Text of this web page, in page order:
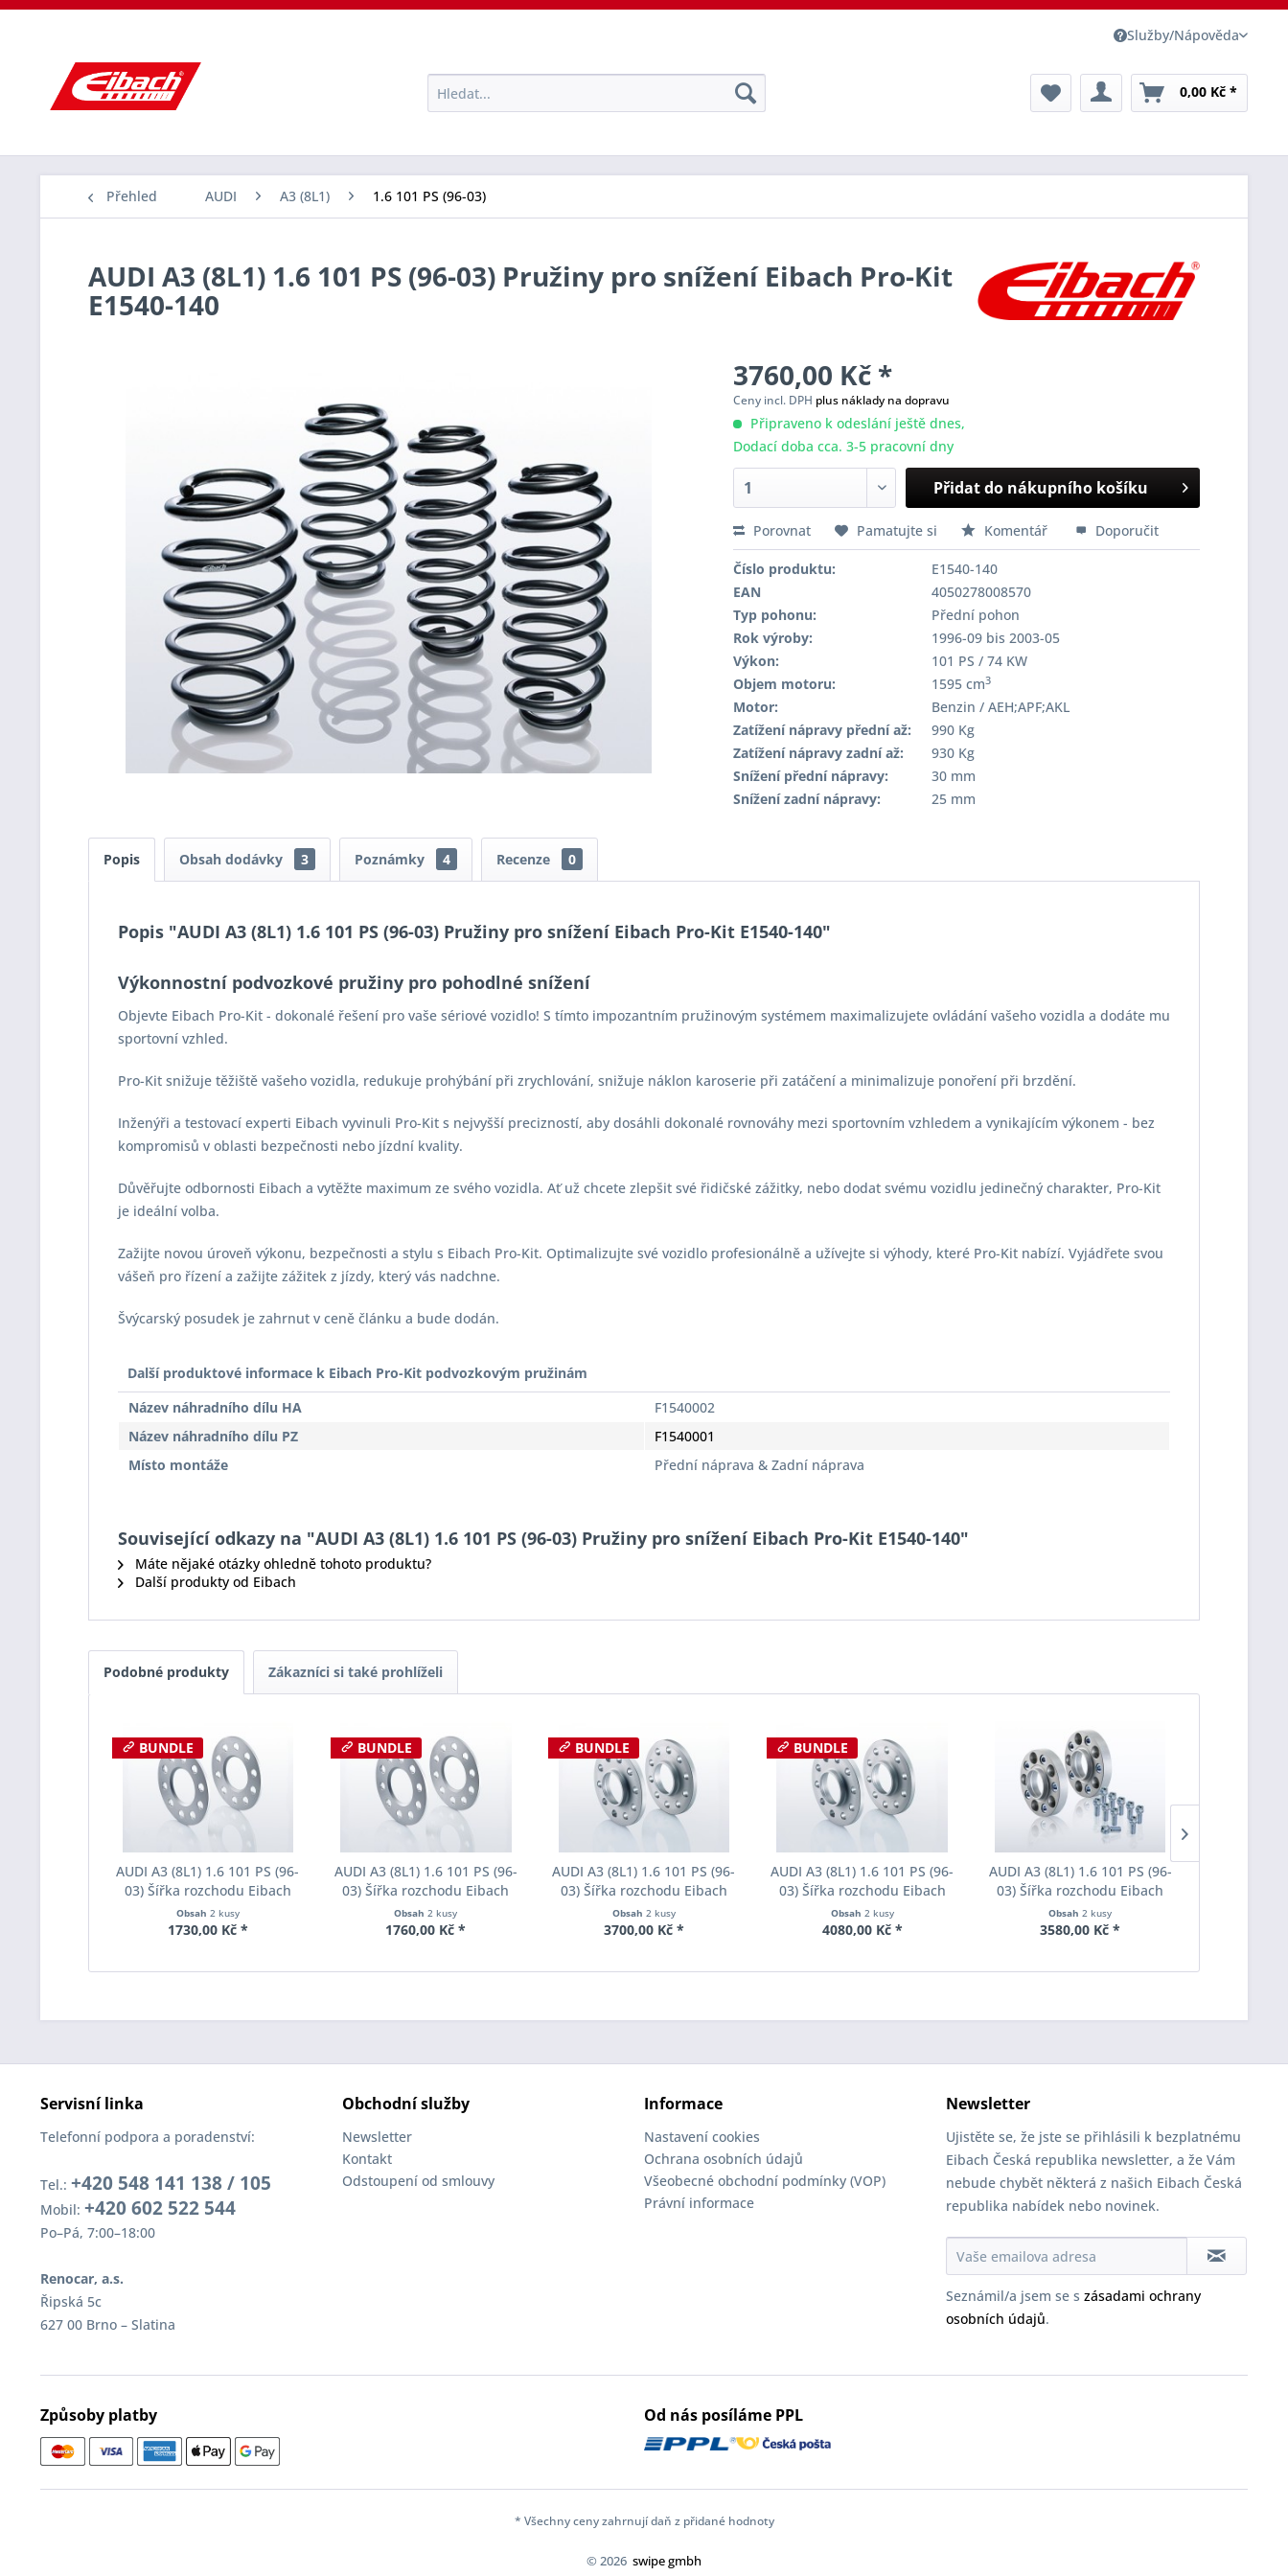
Služby/Nápověda
0,00 Kč *
Přehled AUDI A3 (8L1) 1.6 101 PS (96-03)
AUDI A3 (8L1) 1.6 101 PS (96-03) Pružiny pro snížení Eibach Pro-Kit
E1540-140
3760,00 Kč *
Ceny incl. DPH plus náklady na dopravu
Připraveno k odeslání ještě dnes,
Dodací doba cca. 3-5 pracovní dny
Přidat do nákupního košíku
Porovnat Pamatujte si Komentář Doporučit
Číslo produktu:
E1540-140
EAN
4050278008570
Typ pohonu:
Přední pohon
Rok výroby:
1996-09 bis 2003-05
Výkon:
101 PS / 74 KW
Objem motoru:
1595 cm3
Motor:
Benzin / AEH;APF;AKL
Zatížení nápravy přední až:
990 Kg
Zatížení nápravy zadní až:
930 Kg
Snížení přední nápravy:
30 mm
Snížení zadní nápravy:
25 mm
Popis Obsah dodávky 3 Poznámky 4 Recenze 0
Popis "AUDI A3 (8L1) 1.6 101 PS (96-03) Pružiny pro snížení Eibach Pro-Kit E1540-140"
Výkonnostní podvozkové pružiny pro pohodlné snížení
Objevte Eibach Pro-Kit - dokonalé řešení pro vaše sériové vozidlo! S tímto impozantním pružinovým systémem maximalizujete ovládání vašeho vozidla a dodáte mu
sportovní vzhled.
Pro-Kit snižuje těžiště vašeho vozidla, redukuje prohýbání při zrychlování, snižuje náklon karoserie při zatáčení a minimalizuje ponoření při brzdění.
Inženýři a testovací experti Eibach vyvinuli Pro-Kit s nejvyšší precizností, aby dosáhli dokonalé rovnováhy mezi sportovním vzhledem a vynikajícím výkonem - bez
kompromisů v oblasti bezpečnosti nebo jízdní kvality.
Důvěřujte odbornosti Eibach a vytěžte maximum ze svého vozidla. Ať už chcete zlepšit své řidičské zážitky, nebo dodat svému vozidlu jedinečný charakter, Pro-Kit
je ideální volba.
Zažijte novou úroveň výkonu, bezpečnosti a stylu s Eibach Pro-Kit. Optimalizujte své vozidlo profesionálně a užívejte si výhody, které Pro-Kit nabízí. Vyjádřete svou
vášeň pro řízení a zažijte zážitek z jízdy, který vás nadchne.
Švýcarský posudek je zahrnut v ceně článku a bude dodán.
Další produktové informace k Eibach Pro-Kit podvozkovým pružinám
Název náhradního dílu HA
F1540002
Název náhradního dílu PZ
F1540001
Místo montáže
Přední náprava & Zadní náprava
Související odkazy na "AUDI A3 (8L1) 1.6 101 PS (96-03) Pružiny pro snížení Eibach Pro-Kit E1540-140"
Máte nějaké otázky ohledně tohoto produktu?
Další produkty od Eibach
Podobné produkty Zákazníci si také prohlíželi
BUNDLE
AUDI A3 (8L1) 1.6 101 PS (96-
03) Šířka rozchodu Eibach
Pro-Spacer S90-1-05-006
System1 Tloušťka 5mm
Obsah 2 kusy
1730,00 Kč *
BUNDLE
AUDI A3 (8L1) 1.6 101 PS (96-
03) Šířka rozchodu Eibach
Pro-Spacer S90-1-08-001
System1 Tloušťka 8mm
Obsah2 kusy
1760,00 Kč *
BUNDLE
AUDI A3 (8L1) 1.6 101 PS (96-
03) Šířka rozchodu Eibach
Pro-Spacer S90-2-15-005
System2 Tloušťka 15mm
Obsah 2 kusy
3700,00 Kč *
BUNDLE
AUDI A3 (8L1) 1.6 101 PS (96-
03) Šířka rozchodu Eibach
Pro-Spacer S90-2-20-004
System2 Tloušťka 20mm
Obsah 2 kusy
4080,00 Kč *
AUDI A3 (8L1) 1.6 101 PS (96-
03) Šířka rozchodu Eibach
Pro-Spacer S90-7-25-003
System7 Tloušťka 25mm
Obsah2 kusy
3580,00 Kč *
Servisní linka
Telefonní podpora a poradenství:
Tel.: +420 548 141 138 / 105
Mobil: +420 602 522 544
Po–Pá, 7:00–18:00
Renocar, a.s.
Řipská 5c
627 00 Brno – Slatina
Obchodní služby
Newsletter
Kontakt
Odstoupení od smlouvy
Informace
Nastavení cookies
Ochrana osobních údajů
Všeobecné obchodní podmínky (VOP)
Právní informace
Newsletter
Ujistěte se, že jste se přihlásili k bezplatnému
Eibach Česká republika newsletter, a že Vám
nebude chybět některá z našich Eibach Česká
republika nabídek nebo novinek.
Seznámil/a jsem se s zásadami ochrany
osobních údajů.
Způsoby platby Od nás posíláme PPL
* Všechny ceny zahrnují daň z přidané hodnoty
© 2026 swipe gmbh